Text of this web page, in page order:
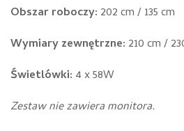
Obszar roboczy: 202 cm / 135 cm
Wymiary zewnętrzne: 210 cm /
Świetlówki: 4 x 58W
Zestaw nie zawiera monitora.